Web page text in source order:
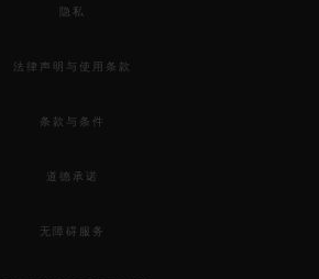
隐私
法律声明与使用条款
条款与条件
道德承诺
无障碍服务